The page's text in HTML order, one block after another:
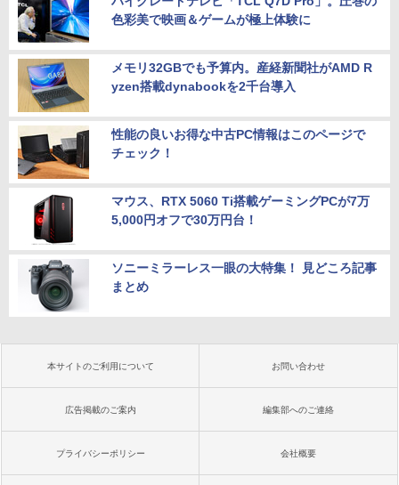
色彩美で映画＆ゲームが極上体験に
メモリ32GBでも予算内。産経新聞社がAMD R
yzen搭載dynabookを2千台導入
性能の良いお得な中古PC情報はこのページで
チェック！
マウス、RTX 5060 Ti搭載ゲーミングPCが7万
5,000円オフで30万円台！
ソニーミラーレス一眼の大特集！ 見どころ記事
まとめ
本サイトのご利用について お問い合わせ
広告掲載のご案内 編集部へのご連絡
プライバシーポリシー 会社概要